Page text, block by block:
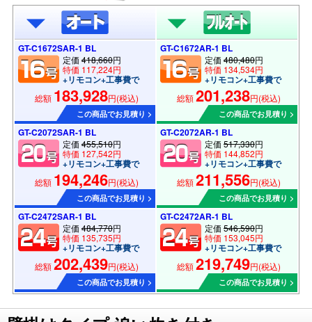
GT-C1672SAR-1 BL
定価 418,660円
特価 117,224円
+リモコン+工事費で
総額 183,928円(税込)
この商品でお見積り >
GT-C1672AR-1 BL
定価 480,480円
特価 134,534円
+リモコン+工事費で
総額201,238円(税込)
この商品でお見積り >
GT-C2072SAR-1 BL
定価 455,510円
特価 127,542円
+リモコン+工事費で
総額 194,246円(税込)
この商品でお見積り >
GT-C2072AR-1 BL
定価 517,330円
特価 144,852円
+リモコン+工事費で
総額211,556円(税込)
この商品でお見積り >
GT-C2472SAR-1 BL
定価 484,770円
特価 135,735円
+リモコン+工事費で
総額202,439円(税込)
この商品でお見積り >
GT-C2472AR-1 BL
定価 546,590円
特価 153,045円
+リモコン+工事費で
総額219,749円(税込)
この商品でお見積り >